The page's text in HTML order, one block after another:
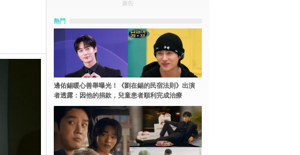
廣告
熱門
邊佑錫暖心善舉曝光！《劉在錫的民宿法則》出演
者透露：因他的捐款，兒童患者順利完成治療